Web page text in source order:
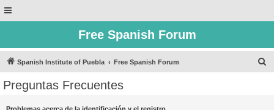
Free Spanish Forum
Spanish Institute of Puebla Free Spanish Forum
Preguntas Frecuentes